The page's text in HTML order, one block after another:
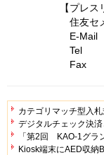
【プレス
住友セ
E-Mail
Tel ：
Fax
カテゴリマッチ型入
デジタルチェック決
「第2回 KAO-1グラ
Kiosk端末にAED収納